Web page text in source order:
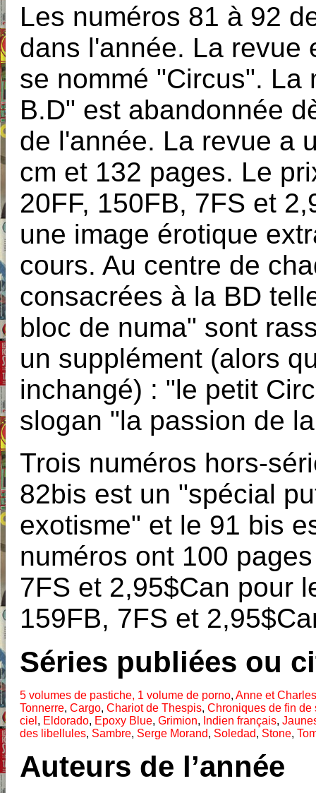
Les numéros 81 à 92
dans l'année. La revue
se nommé "Circus". La
B.D" est abandonnée
de l'année. La revue a
cm et 132 pages. Le
20FF, 150FB, 7FS et
une image érotique
cours. Au centre de
consacrées à la BD
bloc de numa" sont
un supplément (alors
inchangé) : "le petit
slogan "la passion de
Trois numéros hors-
82bis est un "spécial
exotisme" et le 91 bis
numéros ont 100
7FS et 2,95$Can pour
159FB, 7FS et
Séries publiées ou
5 volumes de pastiche, 1 volume de porno, Anne et Charles
Tonnerre, Cargo, Chariot de Thespis, Chroniques de fin de
ciel , Eldorado, Epoxy Blue, Grimion, Indien français,
des libellules, Sambre, Serge Morand, Soledad, Stone,
Auteurs de l’année